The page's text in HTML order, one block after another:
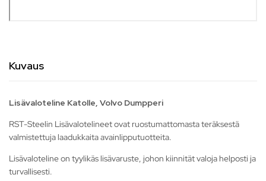
Kuvaus
Lisävaloteline Katolle, Volvo Dumpperi
RST-Steelin Lisävalotelineet ovat ruostumattomasta teräksestä
valmistettuja laadukkaita avainlipputuotteita.
Lisävaloteline on tyylikäs lisävaruste, johon kiinnität valoja helposti ja
turvallisesti.